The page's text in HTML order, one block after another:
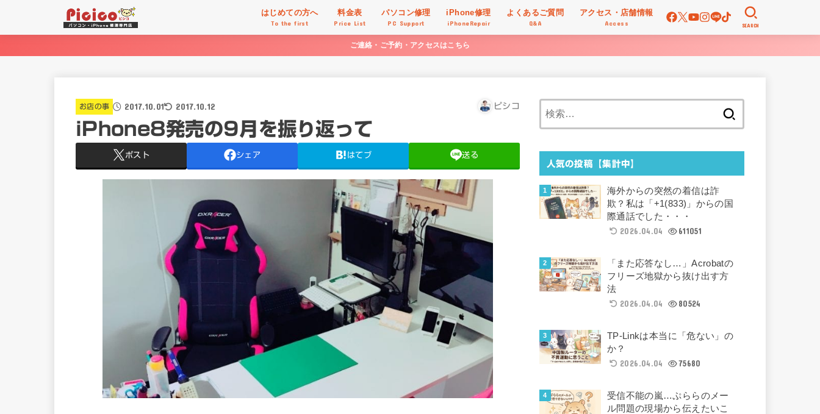
はじめての方へ
To the first
料金表
Price List
パソコン修理
PC Support
iPhone修理
iPhoneRepair
よくあるご質問
Q&A
アクセス・店舗情報
Access SEARCH
ご連絡・ご予約・アクセスはこちら
お店の事 2017.10.01 2017.10.12 ピシコ
iPhone8発売の9月を振り返って
ポスト シェア はてブ 送る
人気の投稿【集計中】
海外からの突然の着信は詐
欺？私は「+1(833)」からの国
際通話でした・・・
2026.04.04
611051
「また応答なし…」Acrobatの
フリーズ地獄から抜け出す方
法
2026.04.04
80524
TP-Linkは本当に「危ない」の
か？
2026.04.04
75680
受信不能の嵐…ぷららのメー
ル問題の現場から伝えたいこ